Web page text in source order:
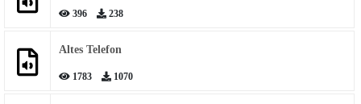
396 238
Altes Telefon
1783 1070